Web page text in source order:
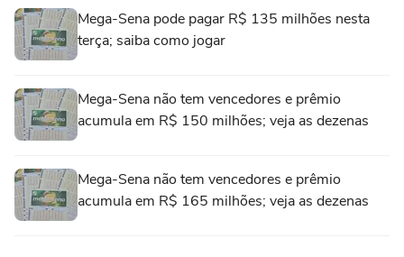
Mega-Sena pode pagar R$ 135 milhões nesta
terça; saiba como jogar
Mega-Sena não tem vencedores e prêmio
acumula em R$ 150 milhões; veja as dezenas
Mega-Sena não tem vencedores e prêmio
acumula em R$ 165 milhões; veja as dezenas